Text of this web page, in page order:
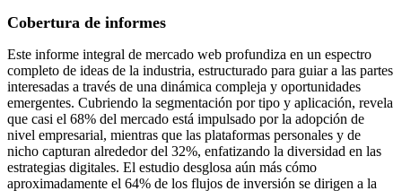
Cobertura de informes
Este informe integral de mercado web profundiza en un espectro
completo de ideas de la industria, estructurado para guiar a las partes
interesadas a través de una dinámica compleja y oportunidades
emergentes. Cubriendo la segmentación por tipo y aplicación, revela
que casi el 68% del mercado está impulsado por la adopción de
nivel empresarial, mientras que las plataformas personales y de
nicho capturan alrededor del 32%, enfatizando la diversidad en las
estrategias digitales. El estudio desglosa aún más cómo
aproximadamente el 64% de los flujos de inversión se dirigen a la